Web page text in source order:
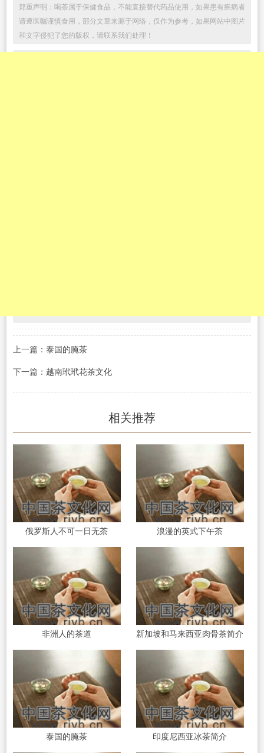
郑重声明：喝茶属于保健食品，不能直接替代药品使用，如果患有疾病者
请遵医嘱谨慎食用，部分文章来源于网络，仅作为参考，如果网站中图片
和文字侵犯了您的版权，请联系我们处理！
上一篇： 泰国的腌茶
下一篇： 越南玳玳花茶文化
相关推荐
俄罗斯人不可一日无茶 浪漫的英式下午茶
非洲人的茶道 新加坡和马来西亚肉骨茶简介
泰国的腌茶 印度尼西亚冰茶简介